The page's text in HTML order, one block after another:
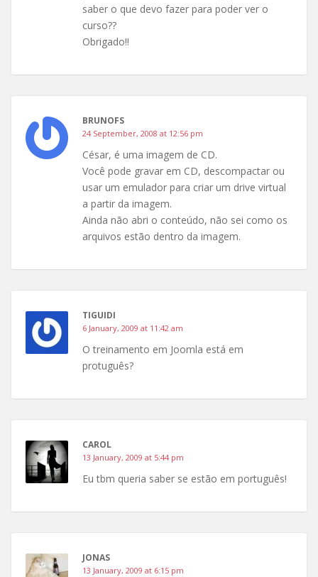
saber o que devo fazer para poder ver o
curso??
Obrigado!!
BRUNOFS
24 September, 2008 at 12:56 pm
César, é uma imagem de CD.
Você pode gravar em CD, descompactar ou
usar um emulador para criar um drive virtual
a partir da imagem.
Ainda não abri o conteúdo, não sei como os
arquivos estão dentro da imagem.
TIGUIDI
6 January, 2009 at 11:42 am
O treinamento em Joomla está em
protuguês?
CAROL
13 January, 2009 at 5:44 pm
Eu tbm queria saber se estão em português!
JONAS
13 January, 2009 at 6:15 pm